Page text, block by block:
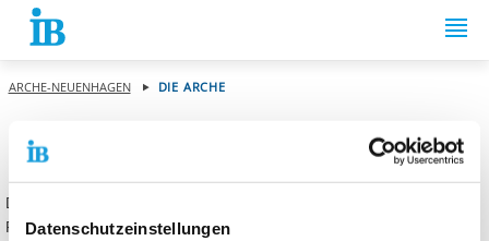
Datenschutzeinstellungen
Springe zum Inhalt
ARCHE-NEUENHAGEN DIE ARCHE
DIE ARCHE
Die ARCHE - Neuenhagen ist sowohl Weiterbildungsstätte als auch
Freizeithaus und ein äußerst beliebter Treffpunkt für die Bürgerinnen